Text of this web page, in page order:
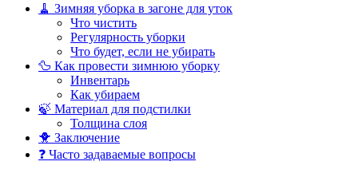
🧹 Зимняя уборка в загоне для уток
Что чистить
Регулярность уборки
Что будет, если не убирать
🦆 Как провести зимнюю уборку
Инвентарь
Как убираем
🍃 Материал для подстилки
Толщина слоя
🐥 Заключение
❓ Часто задаваемые вопросы